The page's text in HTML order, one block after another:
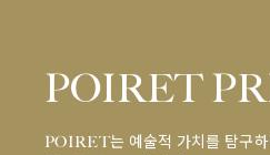
POIRET
POIRET는 예술적 가치를 탐구하